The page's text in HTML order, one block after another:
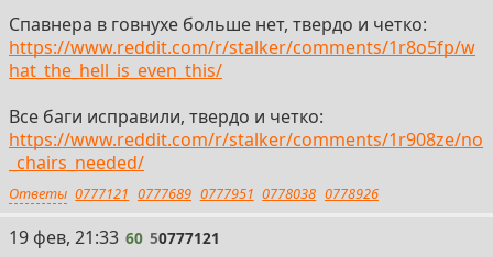
Спавнера в говнухе больше нет, твердо и четко:
https://www.reddit.com/r/stalker/comments/1r8o5fp/w
hat_the_hell_is_even_this/
Все баги исправили, твердо и четко:
https://www.reddit.com/r/stalker/comments/1r908ze/no
_chairs_needed/
Ответы 0777121 0777689 0777951 0778038 0778926
60
19 фев, 21:33 60 50777121